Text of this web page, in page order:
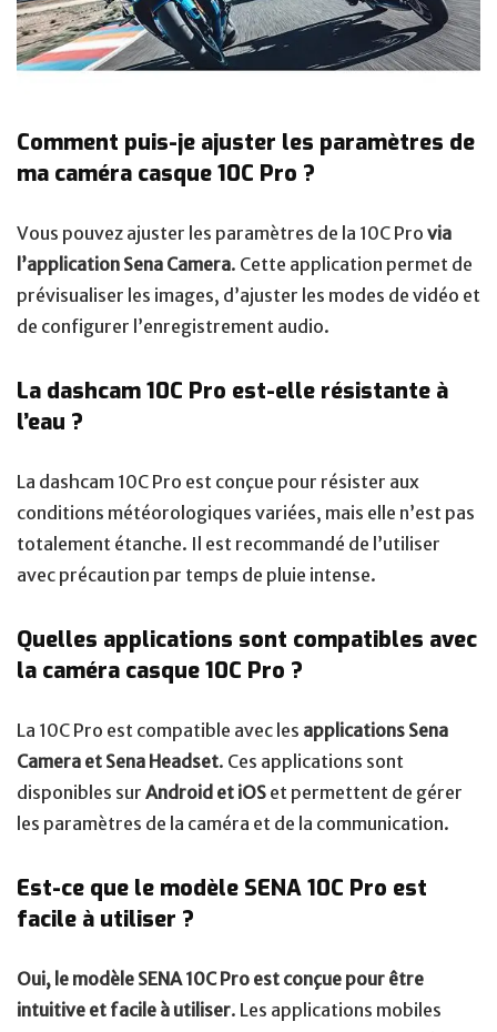
Comment puis-je ajuster les paramètres de
ma caméra casque 10C Pro ?
Vous pouvez ajuster les paramètres de la 10C Pro via
l’application Sena Camera. Cette application permet de
prévisualiser les images, d’ajuster les modes de vidéo et
de configurer l’enregistrement audio.
La dashcam 10C Pro est-elle résistante à
l’eau ?
La dashcam 10C Pro est conçue pour résister aux
conditions météorologiques variées, mais elle n’est pas
totalement étanche. Il est recommandé de l’utiliser
avec précaution par temps de pluie intense.
Quelles applications sont compatibles avec
la caméra casque 10C Pro ?
La 10C Pro est compatible avec les applications Sena
Camera et Sena Headset. Ces applications sont
disponibles sur Android et iOS et permettent de gérer
les paramètres de la caméra et de la communication.
Est-ce que le modèle SENA 10C Pro est
facile à utiliser ?
Oui, le modèle SENA 10C Pro est conçue pour être
intuitive et facile à utiliser. Les applications mobiles